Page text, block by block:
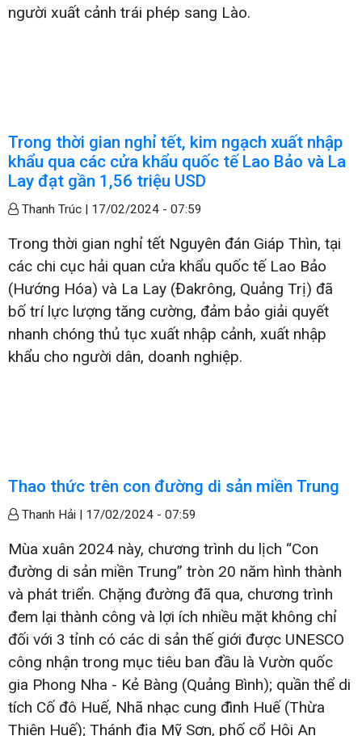
người xuất cảnh trái phép sang Lào.
Trong thời gian nghỉ tết, kim ngạch xuất nhập
khẩu qua các cửa khẩu quốc tế Lao Bảo và La
Lay đạt gần 1,56 triệu USD
Thanh Trúc | 17/02/2024 - 07:59
Trong thời gian nghỉ tết Nguyên đán Giáp Thìn, tại
các chi cục hải quan cửa khẩu quốc tế Lao Bảo
(Hướng Hóa) và La Lay (Đakrông, Quảng Trị) đã
bố trí lực lượng tăng cường, đảm bảo giải quyết
nhanh chóng thủ tục xuất nhập cảnh, xuất nhập
khẩu cho người dân, doanh nghiệp.
Thao thức trên con đường di sản miền Trung
Thanh Hải | 17/02/2024 - 07:59
Mùa xuân 2024 này, chương trình du lịch “Con
đường di sản miền Trung” tròn 20 năm hình thành
và phát triển. Chặng đường đã qua, chương trình
đem lại thành công và lợi ích nhiều mặt không chỉ
đối với 3 tỉnh có các di sản thế giới được UNESCO
công nhận trong mục tiêu ban đầu là Vườn quốc
gia Phong Nha - Kẻ Bàng (Quảng Bình); quần thể di
tích Cố đô Huế, Nhã nhạc cung đình Huế (Thừa
Thiên Huế); Thánh địa Mỹ Sơn, phố cổ Hội An